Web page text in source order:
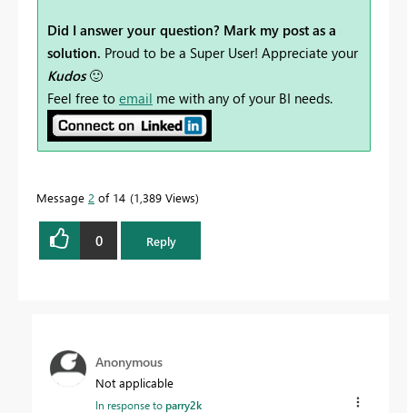
Did I answer your question? Mark my post as a
solution. Proud to be a Super User! Appreciate your
Kudos 🙂
Feel free to email me with any of your BI needs.
Message 2 of 14 1,389 Views
0 Reply
Anonymous
Not applicable
In response toparry2k